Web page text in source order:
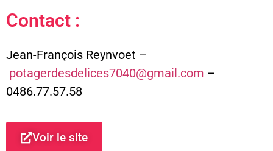
Contact :
Jean-François Reynvoet –
potagerdesdelices7040@gmail.com –
0486.77.57.58
Voir le site